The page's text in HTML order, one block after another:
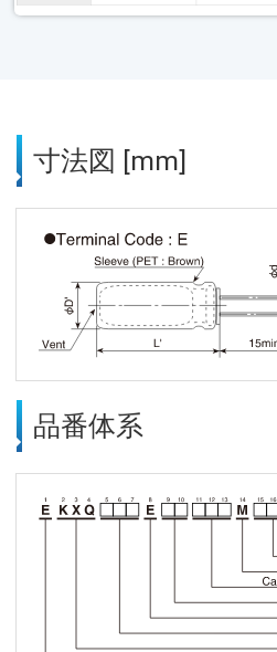
寸法図 [mm]
品番体系